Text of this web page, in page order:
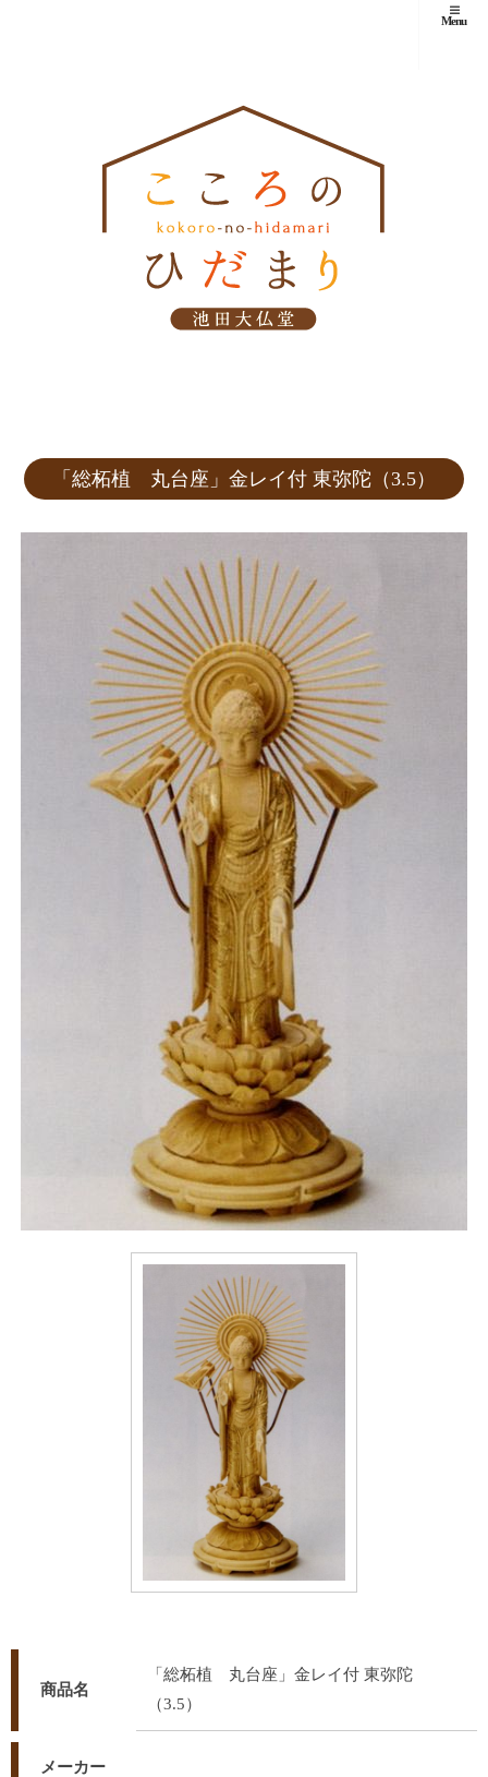
Menu
「総柘植 丸台座」金レイ付 東弥陀（3.5）
商品名
「総柘植 丸台座」金レイ付 東弥陀
（3.5）
メーカー